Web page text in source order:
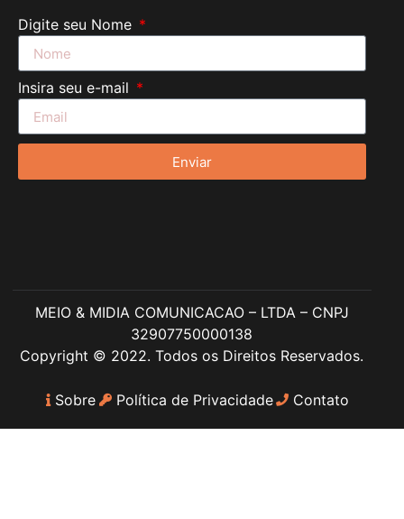
Digite seu Nome
Insira seu e-mail
Enviar
MEIO & MIDIA COMUNICACAO – LTDA – CNPJ
32907750000138
Copyright © 2022. Todos os Direitos Reservados.
Sobre Política de Privacidade Contato